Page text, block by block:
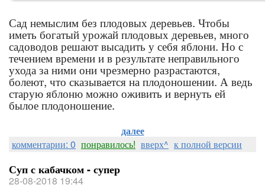
Сад немыслим без плодовых деревьев. Чтобы
иметь богатый урожай плодовых деревьев, много
садоводов решают высадить у себя яблони. Но с
течением времени и в результате неправильного
ухода за ними они чрезмерно разрастаются,
болеют, что сказывается на плодоношении. А ведь
старую яблоню можно оживить и вернуть ей
былое плодоношение.
далее
комментарии: 0 понравилось! вверх^ к полной версии
Суп с кабачком - супер
28-08-2018 19:44